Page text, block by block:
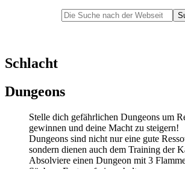
Schlacht
Dungeons
Stelle dich gefährlichen Dungeons um
gewinnen und deine Macht zu steigern!
Dungeons sind nicht nur eine gute
sondern dienen auch dem Training der
Absolviere einen Dungeon mit 3